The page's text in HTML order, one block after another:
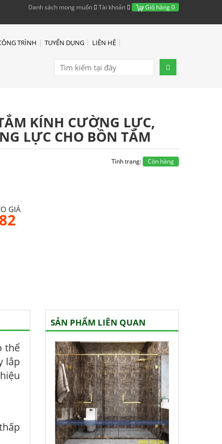
Danh sách mong muốn Tài khoản Giỏ hàng0
TRÌNH TUYỂN DỤNG LIÊN HỆ
KÍNH CƯỜNG LỰC,
LỰC CHO BỒN TẮM
Tình trạng: Còn hàng
GIÁ
thể
lắp
SẢN PHẨM LIÊN QUAN